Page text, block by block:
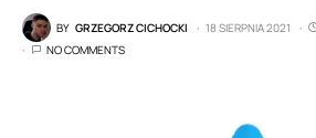
BY GRZEGORZ CICHOCKI 18 SIERPNIA 2021
NO COMMENTS